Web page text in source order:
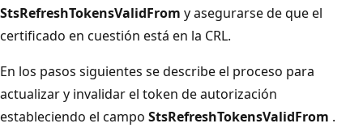
StsRefreshTokensValidFrom y asegurarse de que el
certificado en cuestión está en la CRL.
En los pasos siguientes se describe el proceso para
actualizar y invalidar el token de autorización
estableciendo el campo StsRefreshTokensValidFrom .